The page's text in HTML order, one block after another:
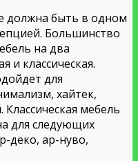
должна быть в одном
Большинство
на два
и классическая.
для
хайтек,
мебель
для следующих
деко, ар-нуво,